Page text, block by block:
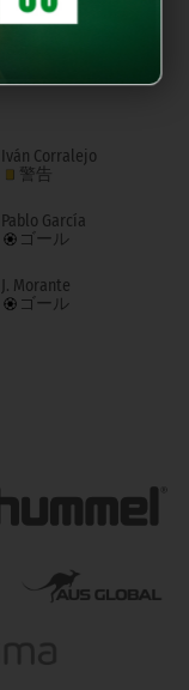
Jan Encuentra
Iván Corralejo
警告
Pablo García
ゴール
J. Morante
ゴール